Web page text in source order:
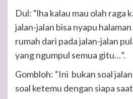
Dul: “lha kalau mau olah raga
jalan-jalan bisa nyapu
rumah dari pada jalan-jalan
yang ngumpul semua gitu…”.
Gombloh: “Ini bukan soal
soal ketemu dengan siapa